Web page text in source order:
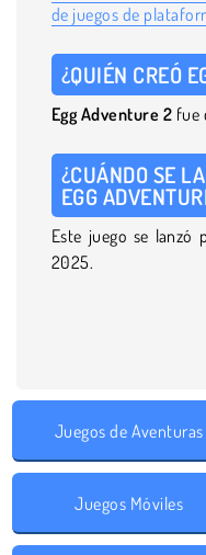
de juegos de
¿QUIÉN CREÓ
Egg Adventure 2 fue
¿CUÁNDO SE
EGG
Este juego se lanzó
2025.
Juegos de Aventuras
Juegos Móviles